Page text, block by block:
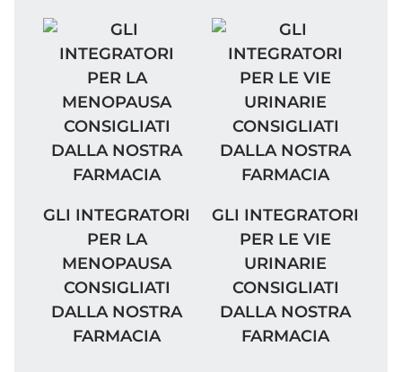
GLI INTEGRATORI PER LA MENOPAUSA
GLI INTEGRATORI
PER LA
MENOPAUSA
CONSIGLIATI
DALLA NOSTRA
FARMACIA
GLI INTEGRATORI
GLI INTEGRATORI
PER LE VIE
URINARIE
CONSIGLIATI
DALLA NOSTRA
FARMACIA